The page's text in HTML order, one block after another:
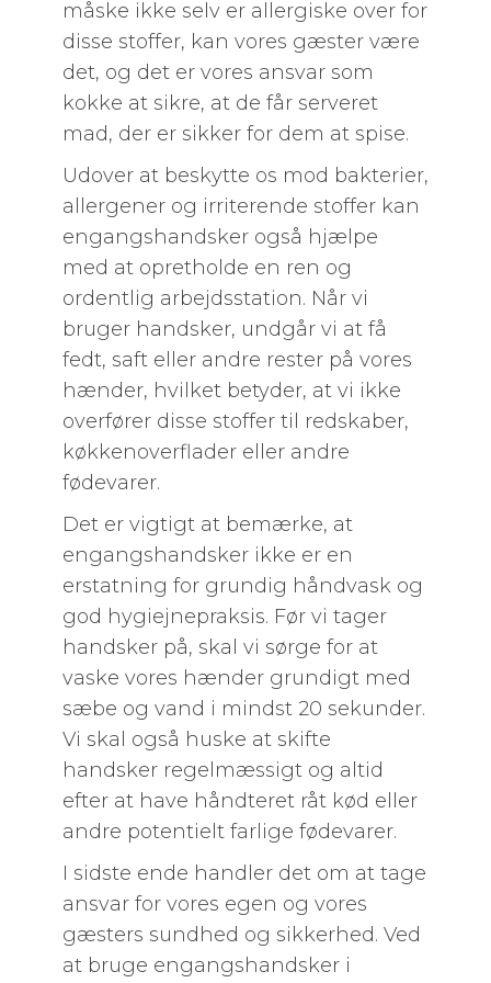
måske ikke selv er allergiske over for
disse stoffer, kan vores gæster være
det, og det er vores ansvar som
kokke at sikre, at de får serveret
mad, der er sikker for dem at spise.
Udover at beskytte os mod bakterier,
allergener og irriterende stoffer kan
engangshandsker også hjælpe
med at opretholde en ren og
ordentlig arbejdsstation. Når vi
bruger handsker, undgår vi at få
fedt, saft eller andre rester på vores
hænder, hvilket betyder, at vi ikke
overfører disse stoffer til redskaber,
køkkenoverflader eller andre
fødevarer.
Det er vigtigt at bemærke, at
engangshandsker ikke er en
erstatning for grundig håndvask og
god hygiejnepraksis. Før vi tager
handsker på, skal vi sørge for at
vaske vores hænder grundigt med
sæbe og vand i mindst 20 sekunder.
Vi skal også huske at skifte
handsker regelmæssigt og altid
efter at have håndteret råt kød eller
andre potentielt farlige fødevarer.
I sidste ende handler det om at tage
ansvar for vores egen og vores
gæsters sundhed og sikkerhed. Ved
at bruge engangshandsker i